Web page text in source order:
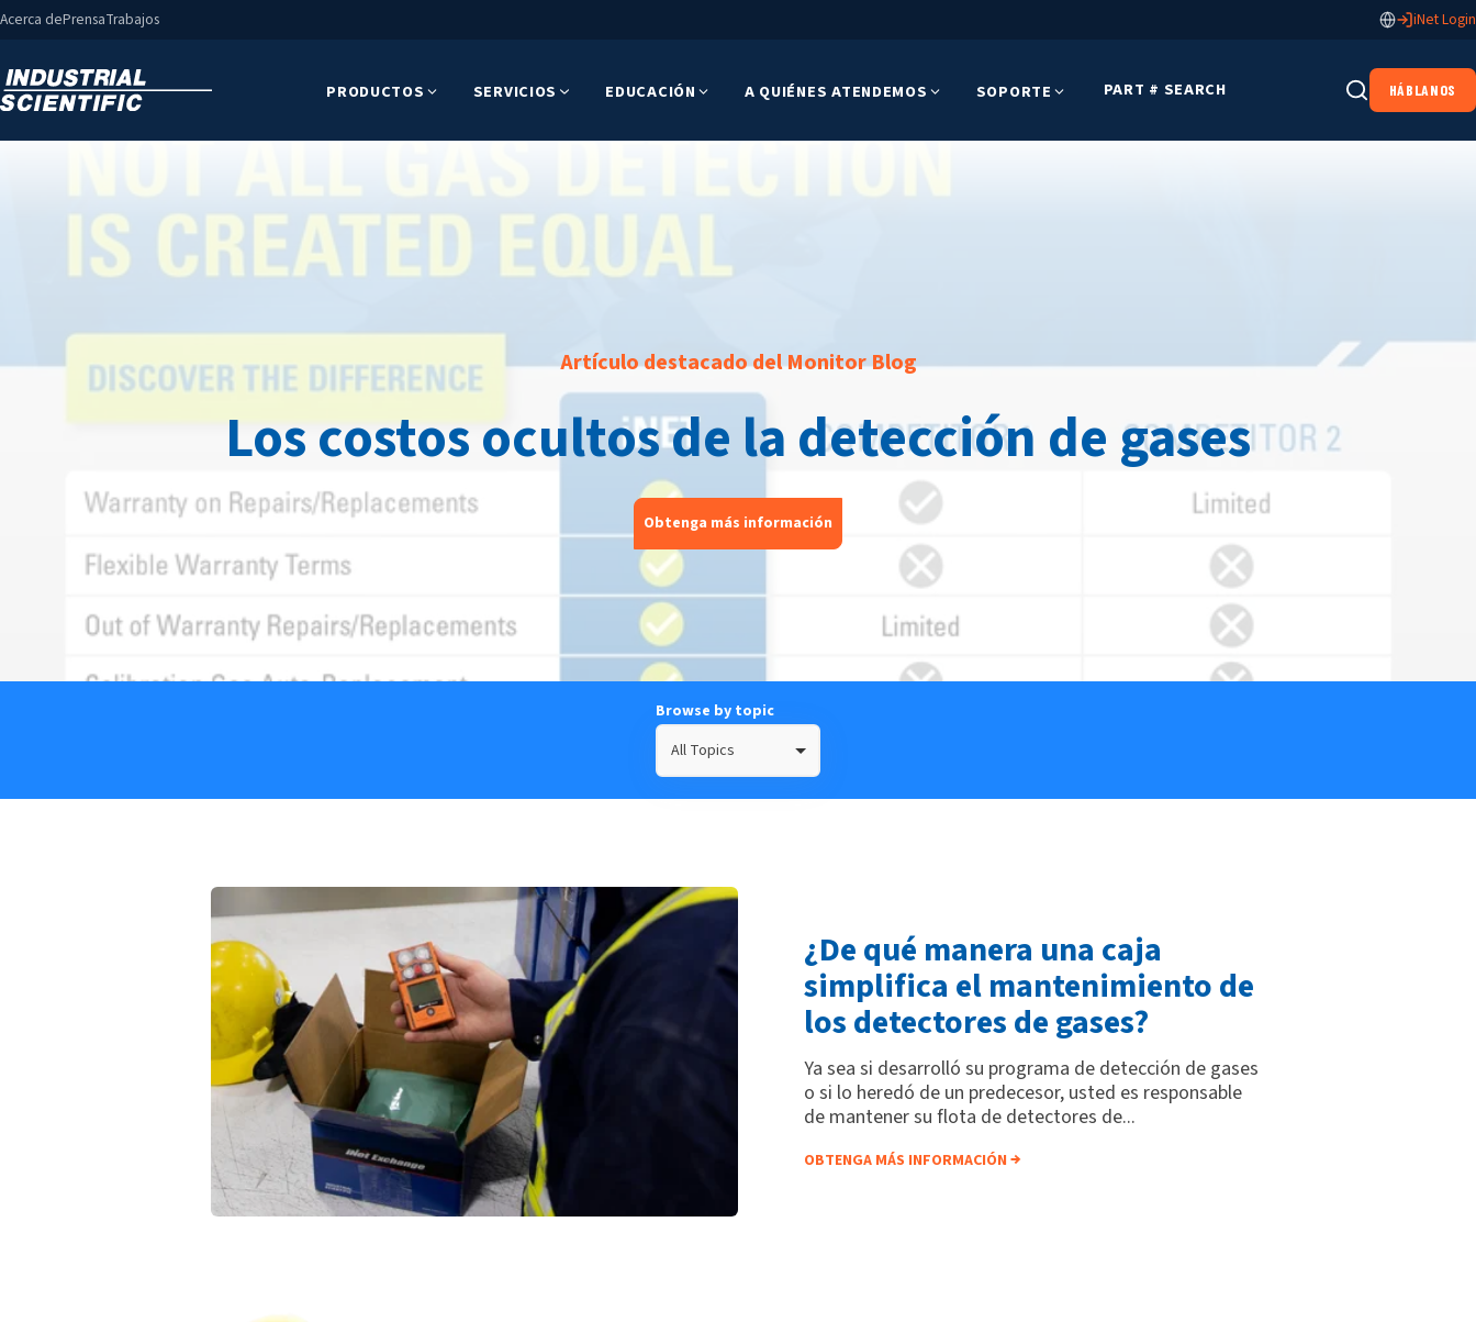
Acerca dePrensaTrabajos iNet Login
PRODUCTOS SERVICIOS EDUCACIÓN A QUIÉNES ATENDEMOS SOPORTE PART # SEARCH HÁBLANOS
Artículo destacado del Monitor Blog
Los costos ocultos de la detección de gases
Obtenga más información
Browse by topic
All Topics
¿De qué manera una caja
simplifica el mantenimiento de
los detectores de gases?
Ya sea si desarrolló su programa de detección de gases
o si lo heredó de un predecesor, usted es responsable
de mantener su flota de detectores de...
OBTENGA MÁS INFORMACIÓN